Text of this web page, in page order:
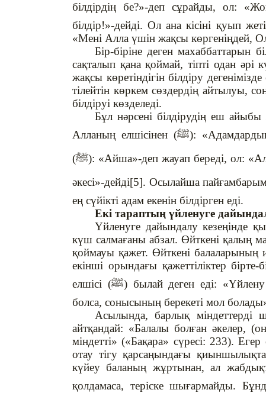
білдірдің бе?»-деп сұрайды, ол:
білдір!»-дейді. Ол ана кісіні қуып
«Мені Алла үшін жақсы көргеніңдей,
Бір-біріне деген махаббаттарын
сақталып қана қоймай, тіпті одан әрі
жақсы көретіндігін білдіру
тілейтін көркем сөздердің айтылуы,
білдіруі көзделеді.
Бұл нәрсені білдірудің еш
Алланың елшісінен (ﷺ): «Адамдардың
(ﷺ): «Айша»-деп жауап береді, ол:
әкесі»-дейді[5]. Осылайша
ең сүйікті адам екенін білдірген еді.
Екі тараптың үйленуге
Үйленуге дайындалу кезеңінде
күш салмағаны абзал. Өйткені қалың
қоймауы қажет. Өйткені балаларының
екінші орындағы қажеттіліктер
елшісі (ﷺ) былай деген еді:
болса, сонысының берекеті мол
Асылында, барлық міндеттерді
айтқандай: «Балалы болған әкелер,
міндетті» («Бақара» сүресі: 233).
отау тігу қарсаңындағы
күйеу баланың жұртынан, ал
қолдамаса, теріске шығармайды.